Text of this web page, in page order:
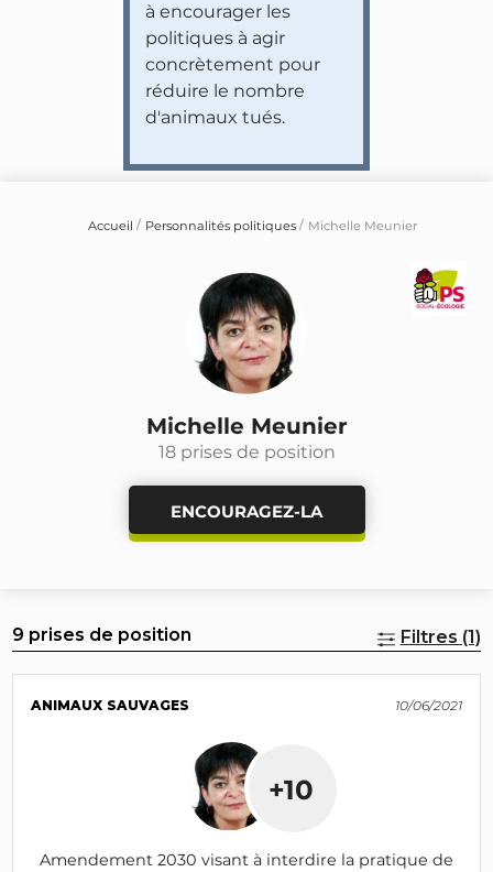
à encourager les
politiques à agir
concrètement pour
réduire le nombre
d'animaux tués.
Accueil Personnalités politiques Michelle Meunier
Michelle Meunier
18 prises de position
ENCOURAGEZ-LA
9 prises de position Filtres (1)
ANIMAUX SAUVAGES 10/06/2021
+10
Amendement 2030 visant à interdire la pratique de